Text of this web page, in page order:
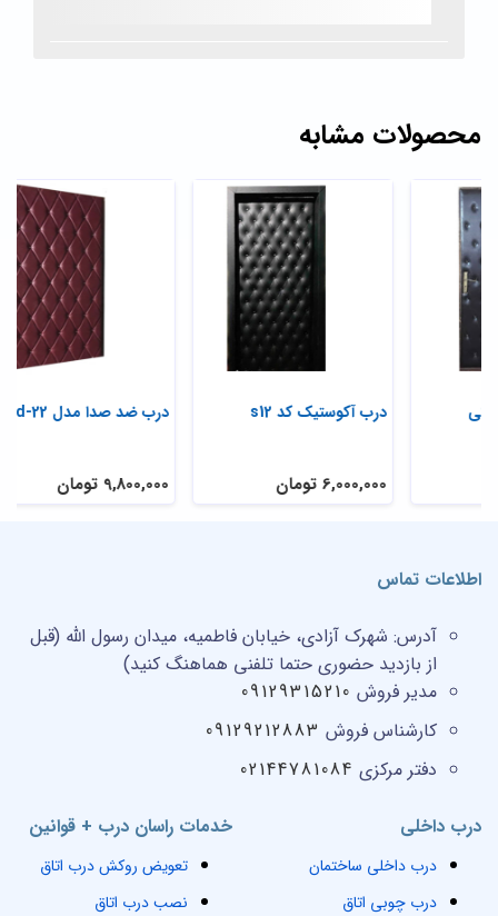
محصولات مشابه
درب آکوستیک کد s12 درب آکوستیک مشکی
خدمات راسان درب + قوانین
تعویض روکش درب اتاق
نصب درب اتاق
درب داخلی
درب داخلی ساختمان
درب چوبی اتاق
اطلاعات تماس
آدرس: شهرک آزادی، خیابان فاطمیه، میدان رسول الله (قبل
از بازدید حضوری حتما تلفنی هماهنگ کنید)
مدیر فروش 09129315210
کارشناس فروش 09129212883
دفتر مرکزی 02144781084